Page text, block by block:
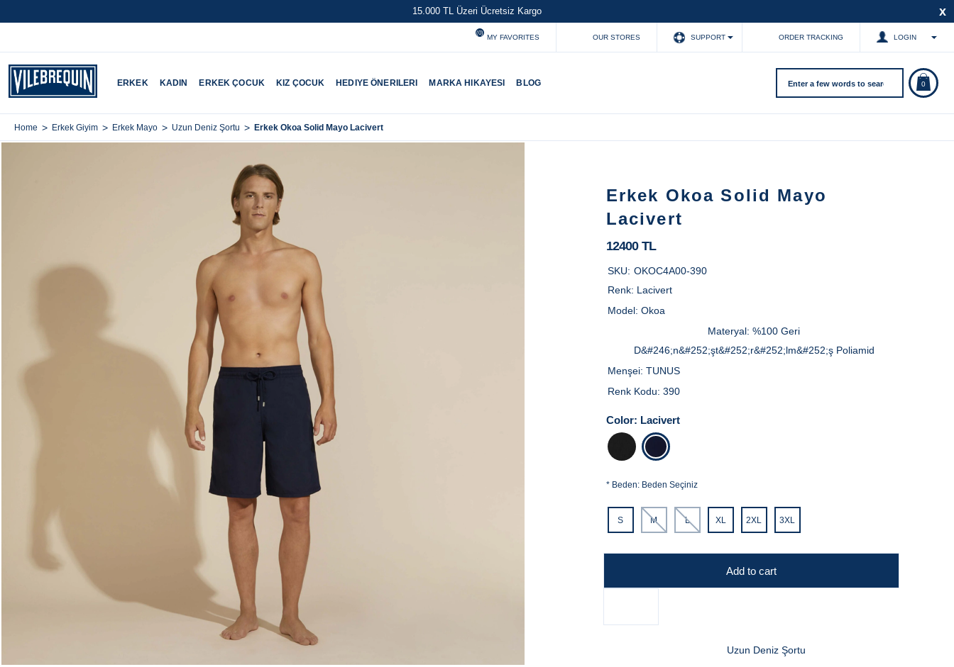
15.000 TL Üzeri Ücretsiz Kargo x
MY FAVORITES
(0)
OUR STORES SUPPORT ORDER TRACKING LOGIN
ERKEK KADIN ERKEK ÇOCUK KIZ ÇOCUK HEDIYE ÖNERILERI MARKA HIKAYESI BLOG 0
Home > Erkek Giyim > Erkek Mayo > Uzun Deniz Şortu > Erkek Okoa Solid Mayo Lacivert
Erkek Okoa Solid Mayo
Lacivert
12400 TL
SKU: OKOC4A00-390
Renk: Lacivert
Model:Okoa
Materyal:%100 Geri
D&#246;n&#252;şt&#252;r&#252;lm&#252;ş Poliamid
Menşei:TUNUS
Renk Kodu:390
Color: Lacivert
*Beden: Beden Seçiniz
S M L XL 2XL 3XL
Add to cart
Uzun Deniz Şortu